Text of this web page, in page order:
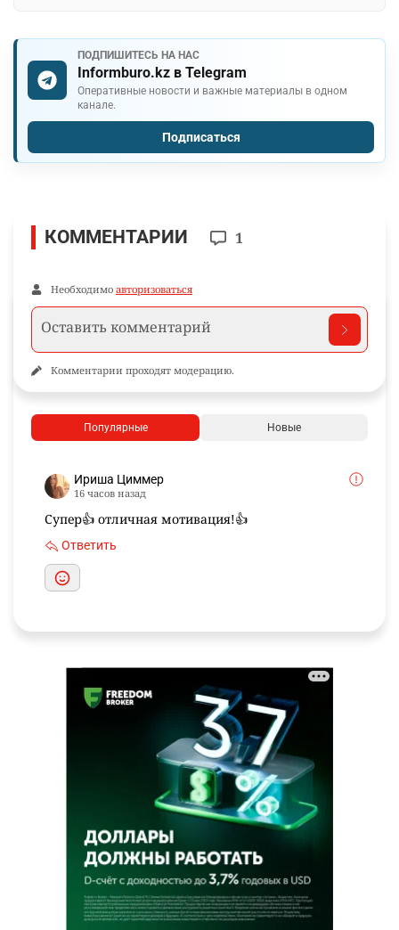
ПОДПИШИТЕСЬ НА НАС
Informburo.kz в Telegram
Оперативные новости и важные материалы в одном
канале.
Подписаться
КОММЕНТАРИИ 1
Необходимо авторизоваться
Комментарии проходят модерацию.
Популярные Новые
Ириша Циммер
16 часов назад
Супер👍 отличная мотивация!👍
Ответить